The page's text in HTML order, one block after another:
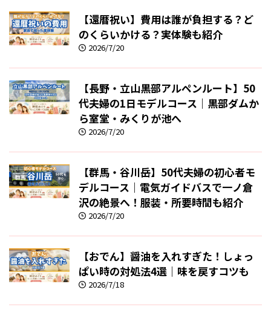
【還暦祝い】費用は誰が負担する？ど
のくらいかける？実体験も紹介
2026/7/20
【長野・立山黒部アルペンルート】50
代夫婦の1日モデルコース｜黒部ダムか
ら室堂・みくりが池へ
2026/7/20
【群馬・谷川岳】50代夫婦の初心者モ
デルコース｜電気ガイドバスで一ノ倉
沢の絶景へ！服装・所要時間も紹介
2026/7/20
【おでん】醤油を入れすぎた！しょっ
ぱい時の対処法4選｜味を戻すコツも
2026/7/18